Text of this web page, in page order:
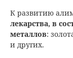
К развитию
лекарства, в
металлов:
и других.